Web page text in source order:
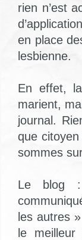
rien n’est
en place
lesbienne.
En effet,
marient,
journal.
que
sommes
Le
les autres
le